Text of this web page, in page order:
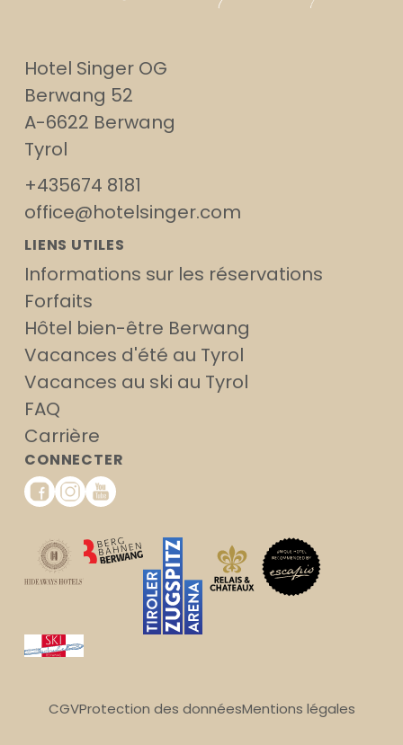
Hotel Singer OG
Berwang 52
A-6622 Berwang
Tyrol
+435674 8181
office@hotelsinger.com
LIENS UTILES
Informations sur les réservations
Forfaits
Hôtel bien-être Berwang
Vacances d'été au Tyrol
Vacances au ski au Tyrol
FAQ
Carrière
CONNECTER
CGVProtection des donnéesMentions légales